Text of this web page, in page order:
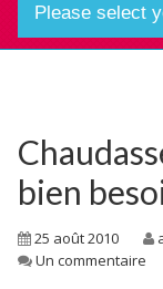
Please select
bien
25 août 2010
Un commentaire